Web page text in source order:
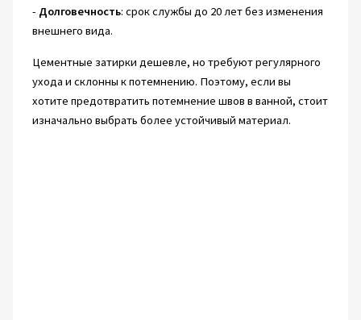
- Долговечность: срок службы до 20 лет без изменения
внешнего вида.
Цементные затирки дешевле, но требуют регулярного
ухода и склонны к потемнению. Поэтому, если вы
хотите предотвратить потемнение швов в ванной, стоит
изначально выбрать более устойчивый материал.